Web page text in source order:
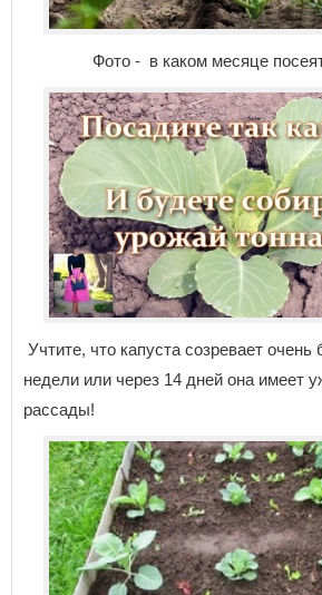
Фото - в каком месяце
Учтите, что капуста созревает очень
недели или через 14 дней она имеет
рассады!